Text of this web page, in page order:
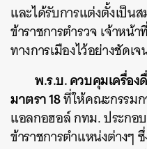
และได้รับการแต่งตั้งเป็น
ข้าราชการตำรวจ เจ้าหน้
ทางการเมืองไว้อย่างชัดเ
พ.ร.บ. ควบคุมเครื่อง
มาตรา 18ที่ให้คณะกรรมก
แอลกอฮอล์ กทม. ประกอ
ข้าราชการตำแหน่งต่างๆ